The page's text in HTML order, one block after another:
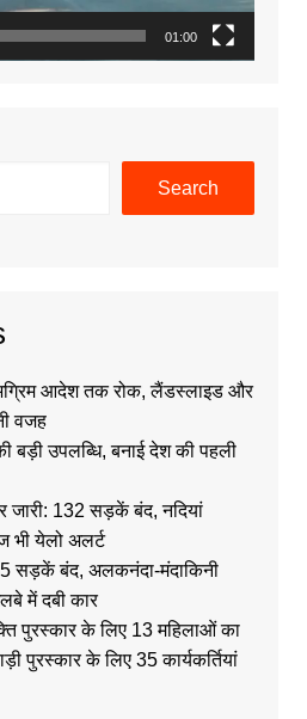
01:00
Search
अग्रिम आदेश तक रोक, लैंडस्लाइड और
वजह
बड़ी उपलब्धि, बनाई देश की पहली
जारी: 132 सड़कें बंद, नदियां
भी येलो अलर्ट
सड़कें बंद, अलकनंदा-मंदाकिनी
में दबी कार
पुरस्कार के लिए 13 महिलाओं का
पुरस्कार के लिए 35 कार्यकर्तियां